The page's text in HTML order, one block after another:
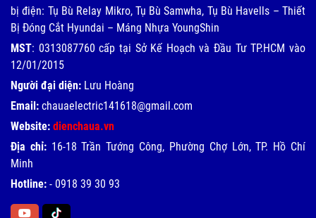
bị điện: Tụ Bù Relay Mikro, Tụ Bù Samwha, Tụ Bù Havells – Thiết
Bị Đóng Cắt Hyundai – Máng Nhựa YoungShin
MST: 0313087760 cấp tại Sở Kế Hoạch và Đầu Tư TP.HCM vào
12/01/2015
Người đại diện: Lưu Hoàng
Email: chauaelectric141618@gmail.com
Website: dienchaua.vn
Địa chỉ: 16-18 Trần Tướng Công, Phường Chợ Lớn, TP. Hồ Chí
Minh
Hotline: - 0918 39 30 93